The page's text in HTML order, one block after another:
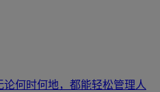
论何时何地，都能轻松管理人